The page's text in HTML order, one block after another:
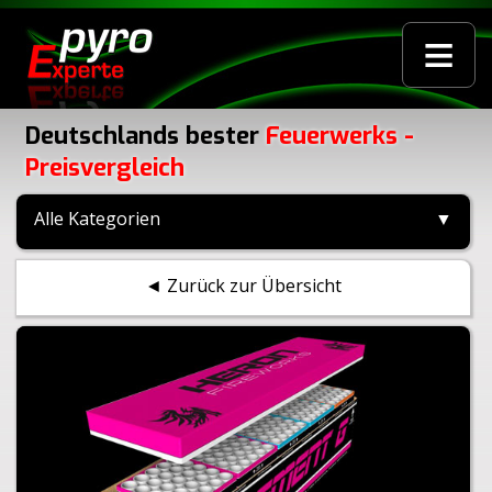
≡
Deutschlands bester Feuerwerks -
Preisvergleich
Alle Kategorien ▼
◄ Zurück zur Übersicht